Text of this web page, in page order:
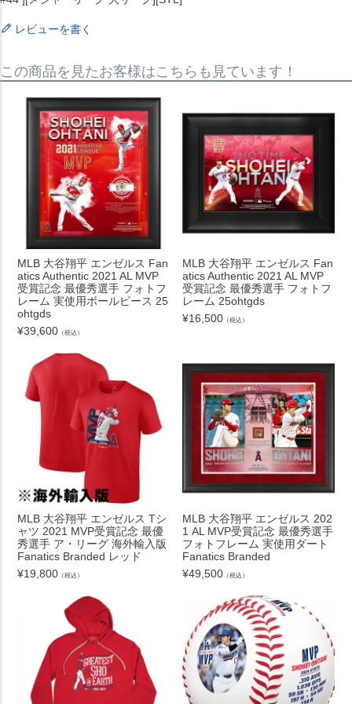
レビューを書く
この商品を見たお客様はこちらも見ています！
MLB 大谷翔平 エンゼルス Fan
atics Authentic 2021 AL MVP
受賞記念 最優秀選手 フォトフ
レーム 実使用ボールピース 25
ohtgds
¥39,600 （税込）
MLB 大谷翔平 エンゼルス Fan
atics Authentic 2021 AL MVP
受賞記念 最優秀選手 フォトフ
レーム 25ohtgds
¥16,500 （税込）
MLB 大谷翔平 エンゼルス Tシ
ャツ 2021 MVP受賞記念 最優
秀選手 ア・リーグ 海外輸入版
Fanatics Branded レッド
¥19,800 （税込）
MLB 大谷翔平 エンゼルス 202
1 AL MVP受賞記念 最優秀選手
フォトフレーム 実使用ダート
Fanatics Branded
¥49,500 （税込）